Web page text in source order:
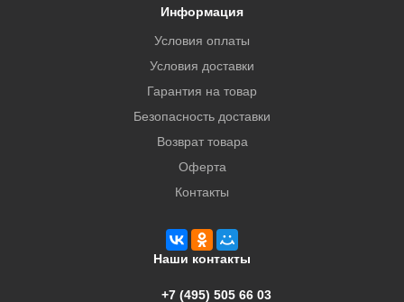
Информация
Условия оплаты
Условия доставки
Гарантия на товар
Безопасность доставки
Возврат товара
Оферта
Контакты
Наши контакты
+7 (495) 505 66 03